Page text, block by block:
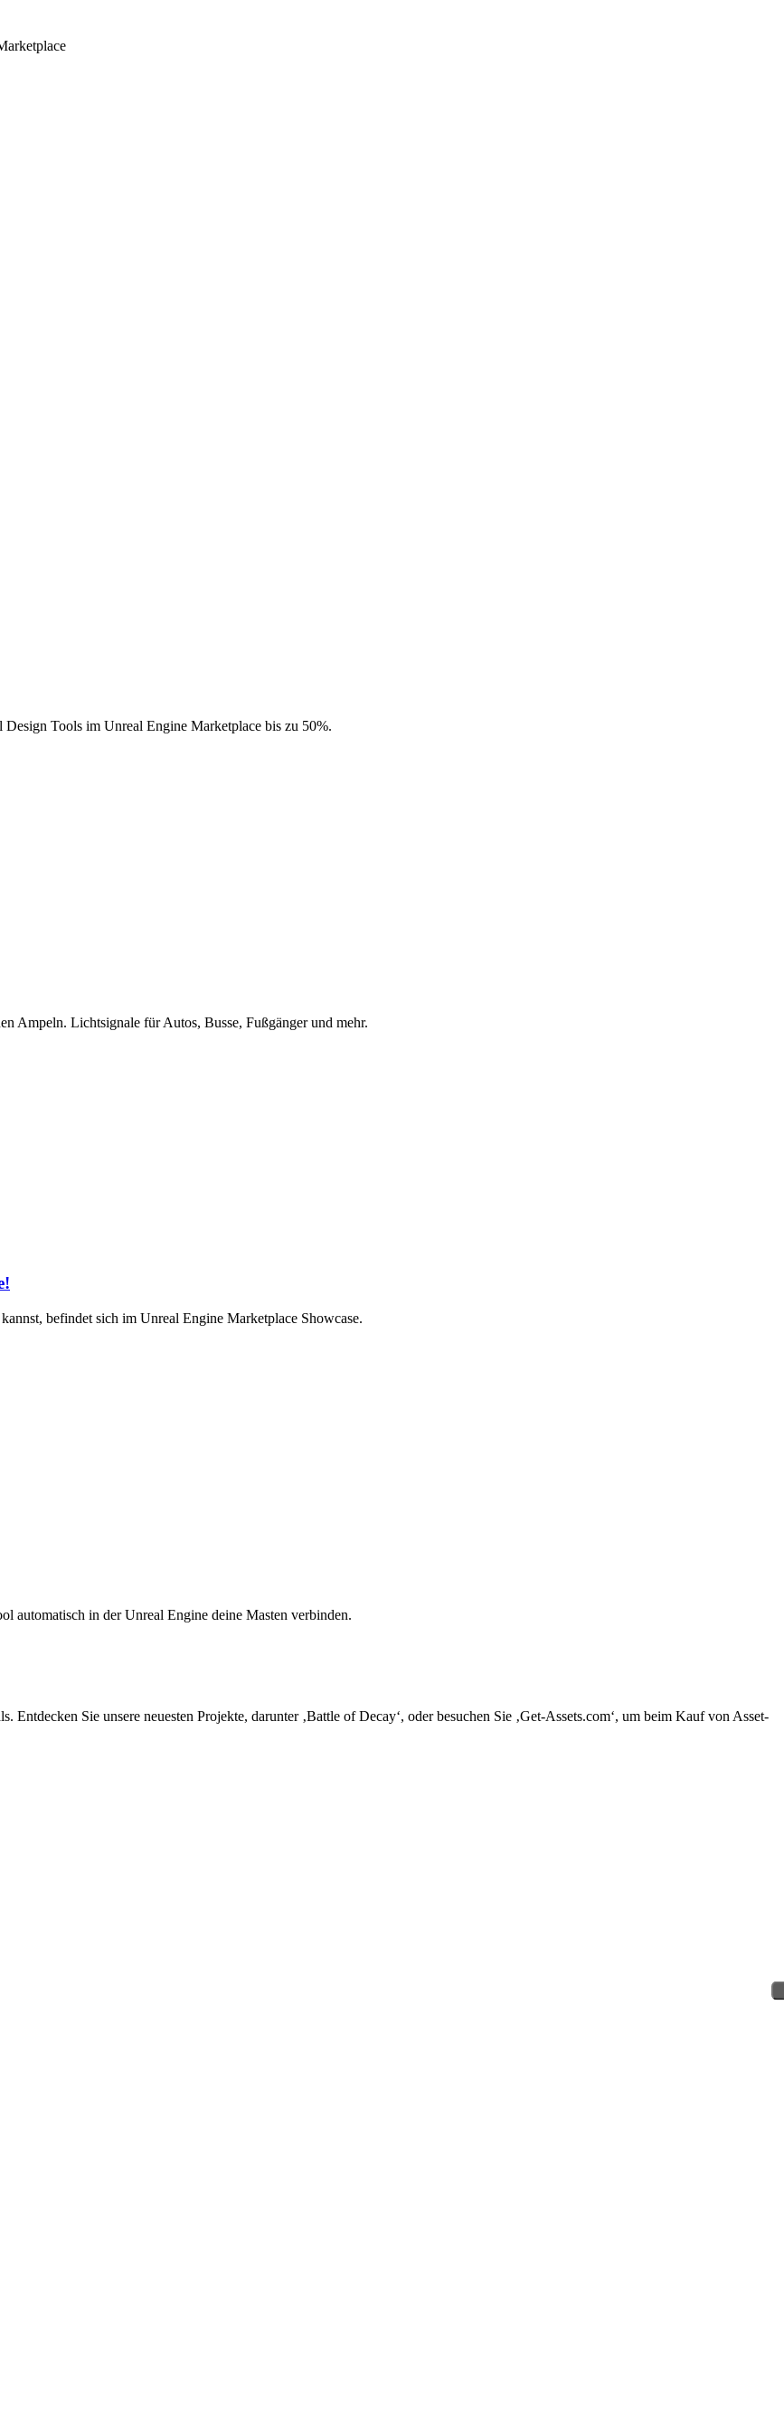
Tools im Unreal Engine Marketplace bis zu 50%.
Ampeln. Lichtsignale für Autos, Busse, Fußgänger und mehr.
befindet sich im Unreal Engine Marketplace Showcase.
automatisch in der Unreal Engine deine Masten verbinden.
Entdecken Sie unsere neuesten Projekte, darunter ‚Battle of Decay‘, oder besuchen Sie ‚Get-Assets.com‘, um beim Kauf von Asset-